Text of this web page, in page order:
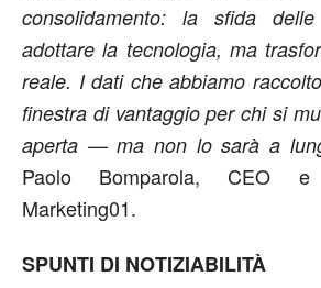
consolidamento: la sfida
adottare la tecnologia, ma
reale. I dati che abbiamo
finestra di vantaggio per chi si
aperta — ma non lo sarà a
Paolo Bomparola, CEO
Marketing01.
SPUNTI DI NOTIZIABILITÀ